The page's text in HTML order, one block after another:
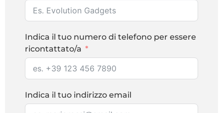
Indica il tuo numero di telefono per essere
ricontattato/a
Indica il tuo indirizzo email